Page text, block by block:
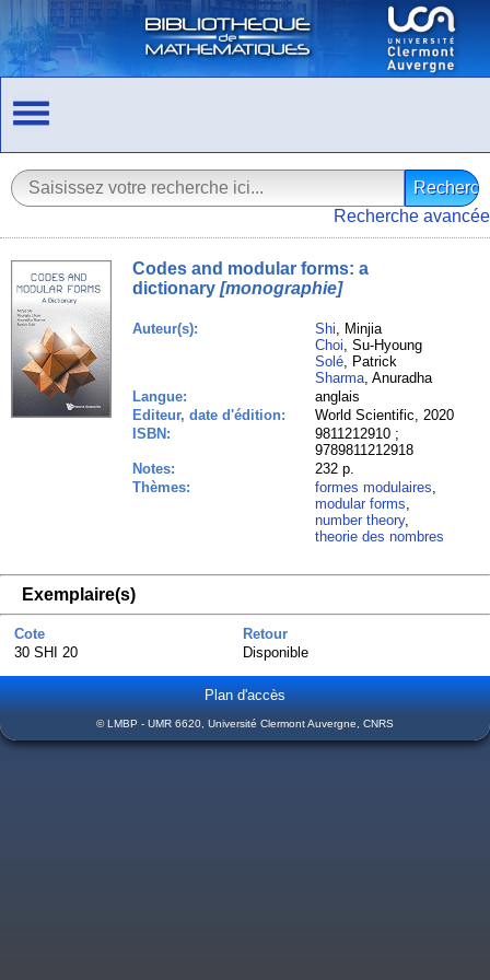
Recherche avancée
Codes and modular forms: a
dictionary[monographie]
Auteur(s): Shi, Minjia
Choi, Su-Hyoung
Solé, Patrick
Sharma, Anuradha
Langue:
anglais
Editeur, date d'édition:
World Scientific, 2020
ISBN:
9811212910 ;
9789811212918
Notes:
232 p.
Thèmes:
formes modulaires,
modular forms,
number theory,
theorie des nombres
Exemplaire(s)
Cote
Retour
30 SHI 20
Disponible
Plan d'accès
© LMBP - UMR 6620, Université Clermont Auvergne, CNRS